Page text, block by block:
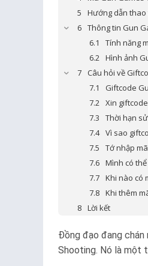
Hướng dẫn thao
Thông tin Gun
Tính năng
Hình ảnh
Câu hỏi về
Giftcode
Xin
Thời hạn
Vì sao
Tớ nhập
Mình có
Khi nào có
Khi thêm
Lời kết
Đồng đạo đang chán
Shooting. Nó là một